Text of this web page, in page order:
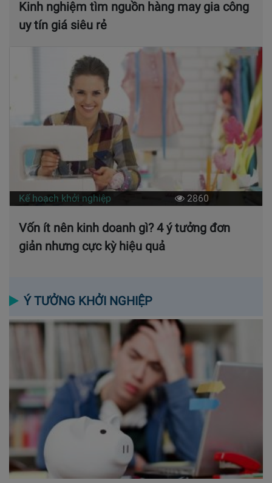
Kinh nghiệm tìm nguồn hàng may gia công
uy tín giá siêu rẻ
Kế hoạch khởi nghiệp 2860
Vốn ít nên kinh doanh gì? 4 ý tưởng đơn
giản nhưng cực kỳ hiệu quả
Ý TƯỞNG KHỞI NGHIỆP